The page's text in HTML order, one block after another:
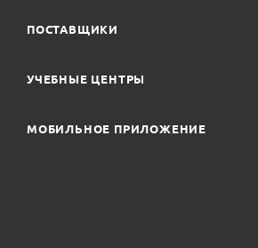
ПОСТАВЩИКИ
УЧЕБНЫЕ ЦЕНТРЫ
МОБИЛЬНОЕ ПРИЛОЖЕНИЕ